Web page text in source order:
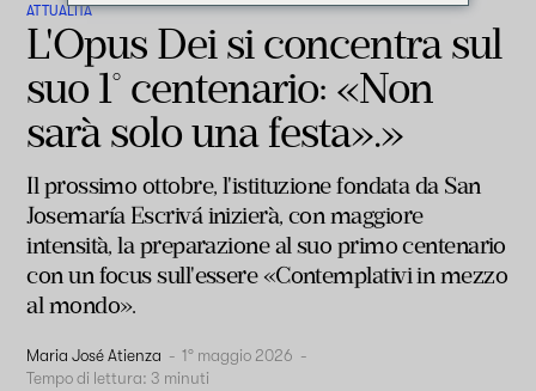
ATTUALITÀ
L'Opus Dei si concentra sul
suo 1° centenario: «Non
sarà solo una festa».»
Il prossimo ottobre, l'istituzione fondata da San
Josemaría Escrivá inizierà, con maggiore
intensità, la preparazione al suo primo centenario
con un focus sull'essere «Contemplativi in mezzo
al mondo».
Maria José Atienza - 1° maggio 2026 -
Tempo di lettura: 3 minuti